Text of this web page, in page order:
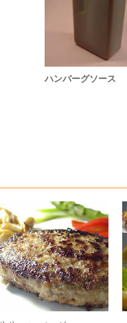
ハンバーグソース